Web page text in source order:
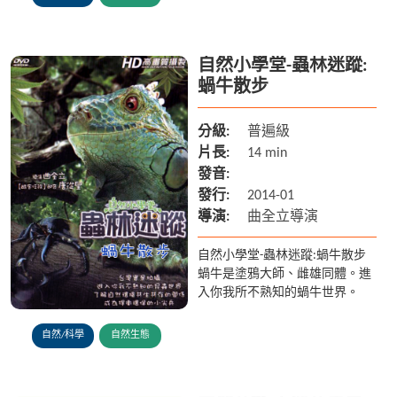
自然/科學 自然生態
自然小學堂-蟲林迷蹤:
蝸牛散步
分級:
普遍級
片長:
14 min
發音:
發行:
2014-01
導演:
曲全立導演
自然小學堂-蟲林迷蹤:蝸牛散步
蝸牛是塗鴉大師、雌雄同體。進
入你我所不熟知的蝸牛世界。